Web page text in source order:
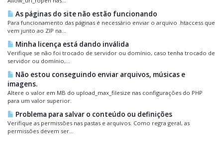
As páginas do site não estão funcionando
Para funcionamento das páginas é necessário enviar o arquivo .htaccess que
vem junto ao ZIP na...
Minha licença está dando inválida
Verifique se não foi trocado de servidor ou domínio, caso tenha trocado de
servidor ou domínio,...
Não estou conseguindo enviar arquivos, músicas e
imagens.
Altere o valor em MB do upload_max_filesize nas configurações do PHP
para um valor superior.
Problema para salvar o conteúdo ou definições
Verifique as permissões nas pastas e arquivos. Como regra geral, as
permissões devem ser...